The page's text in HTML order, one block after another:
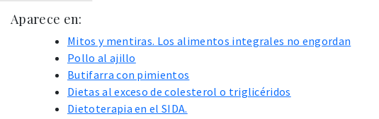
Aparece en:
Mitos y mentiras. Los alimentos integrales no engordan
Pollo al ajillo
Butifarra con pimientos
Dietas al exceso de colesterol o triglicéridos
Dietoterapia en el SIDA.